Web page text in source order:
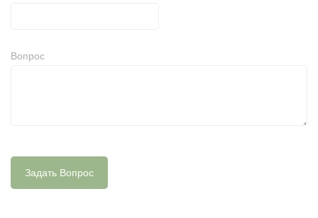
Вопрос